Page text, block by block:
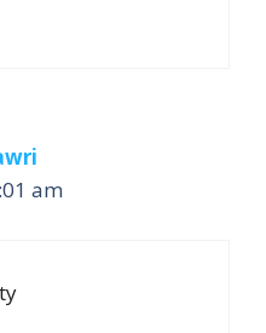
am